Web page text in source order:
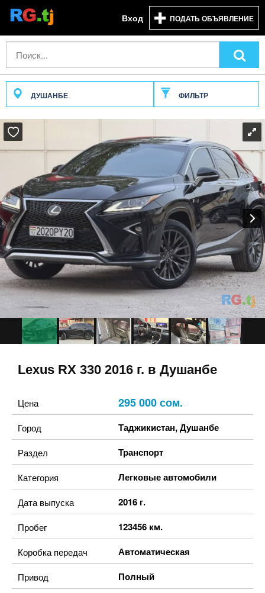
Вход ПОДАТЬ ОБЪЯВЛЕНИЕ
ДУШАНБЕ ФИЛЬТР
Lexus RX 330 2016 г. в Душанбе
Цена 295 000 сом.
Город Таджикистан,Душанбе
Раздел Транспорт
Категория Легковые автомобили
Дата выпуска 2016 г.
Пробег 123456 км.
Коробка передач Автоматическая
Привод Полный